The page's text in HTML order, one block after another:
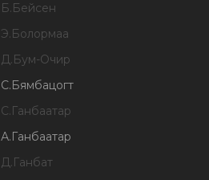
Б.Бейсен
Э.Болормаа
Д.Бум-Очир
С.Бямбацогт
С.Ганбаатар
А.Ганбаатар
Д.Ганбат